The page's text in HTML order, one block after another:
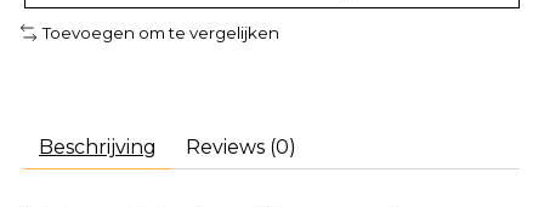
Toevoegen om te vergelijken
Beschrijving Reviews (0)